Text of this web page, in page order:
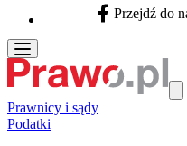
Facebook - otwiera
Przejdź do
Prawnicy i sądy
Podatki